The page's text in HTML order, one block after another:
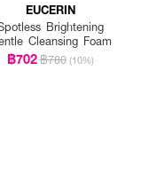
EUCERIN
Brightening
Cleansing Foam
฿702฿780 (10%)